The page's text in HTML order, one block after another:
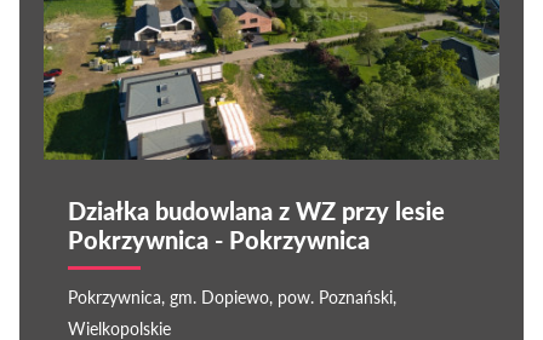
Działka budowlana z WZ przy lesie
Pokrzywnica - Pokrzywnica
Pokrzywnica, gm. Dopiewo, pow. Poznański,
Wielkopolskie